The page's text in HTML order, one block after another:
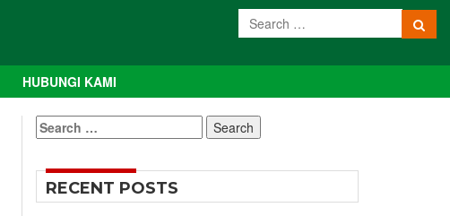
HUBUNGI KAMI
Search
for:
RECENT POSTS